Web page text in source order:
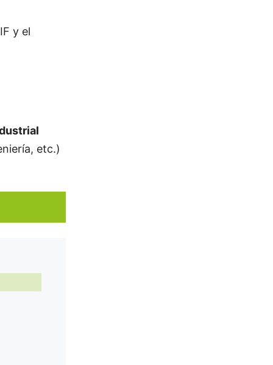
y el
etc.)